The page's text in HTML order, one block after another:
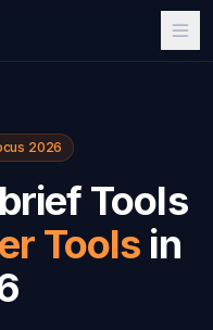
2026
Tools
Tools in